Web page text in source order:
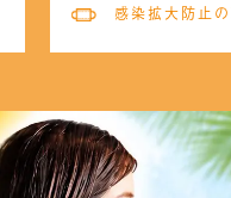
感染拡大防止